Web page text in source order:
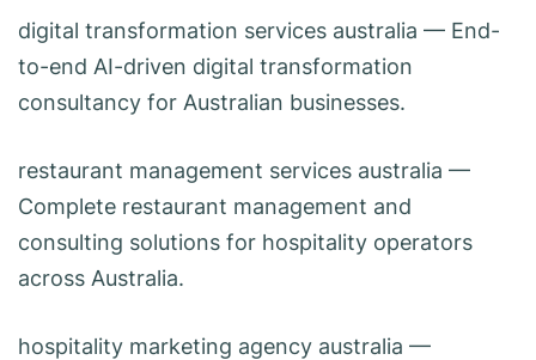
digital transformation services australia — End-
to-end AI-driven digital transformation
consultancy for Australian businesses.
restaurant management services australia —
Complete restaurant management and
consulting solutions for hospitality operators
across Australia.
hospitality marketing agency australia —